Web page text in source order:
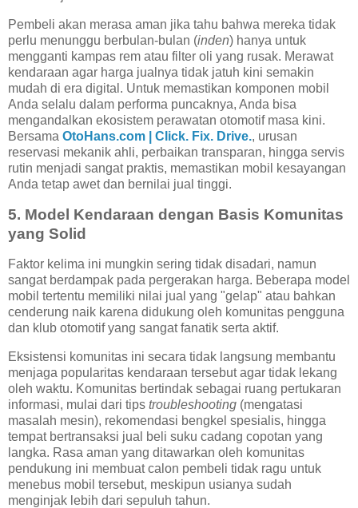
Pembeli akan merasa aman jika tahu bahwa mereka tidak
perlu menunggu berbulan-bulan (inden) hanya untuk
mengganti kampas rem atau filter oli yang rusak. Merawat
kendaraan agar harga jualnya tidak jatuh kini semakin
mudah di era digital. Untuk memastikan komponen mobil
Anda selalu dalam performa puncaknya, Anda bisa
mengandalkan ekosistem perawatan otomotif masa kini.
Bersama OtoHans.com | Click. Fix. Drive., urusan
reservasi mekanik ahli, perbaikan transparan, hingga servis
rutin menjadi sangat praktis, memastikan mobil kesayangan
Anda tetap awet dan bernilai jual tinggi.
5. Model Kendaraan dengan Basis Komunitas
yang Solid
Faktor kelima ini mungkin sering tidak disadari, namun
sangat berdampak pada pergerakan harga. Beberapa model
mobil tertentu memiliki nilai jual yang "gelap" atau bahkan
cenderung naik karena didukung oleh komunitas pengguna
dan klub otomotif yang sangat fanatik serta aktif.
Eksistensi komunitas ini secara tidak langsung membantu
menjaga popularitas kendaraan tersebut agar tidak lekang
oleh waktu. Komunitas bertindak sebagai ruang pertukaran
informasi, mulai dari tips troubleshooting (mengatasi
masalah mesin), rekomendasi bengkel spesialis, hingga
tempat bertransaksi jual beli suku cadang copotan yang
langka. Rasa aman yang ditawarkan oleh komunitas
pendukung ini membuat calon pembeli tidak ragu untuk
menebus mobil tersebut, meskipun usianya sudah
menginjak lebih dari sepuluh tahun.